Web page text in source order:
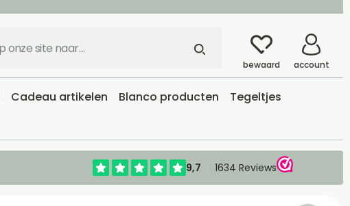
bewaard account
Cadeau artikelen Blanco producten
Tegeltjes